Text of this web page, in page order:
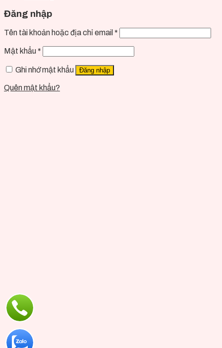
Đăng nhập
Tên tài khoản hoặc địa chỉ email *
Mật khẩu *
Ghi nhớ mật khẩu Đăng nhập
Quên mật khẩu?